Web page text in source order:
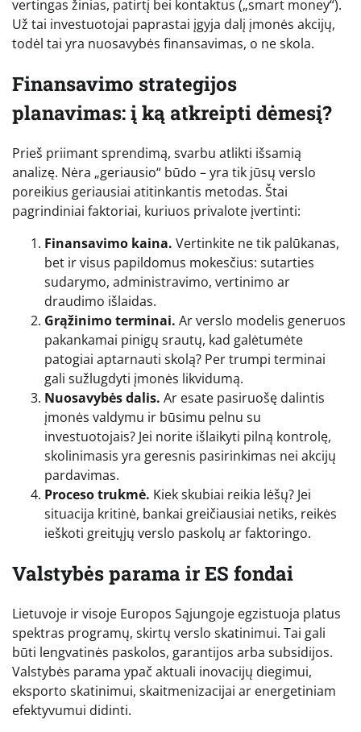
vertingas žinias, patirtį bei kontaktus („smart money“).
Už tai investuotojai paprastai įgyja dalį įmonės akcijų,
todėl tai yra nuosavybės finansavimas, o ne skola.
Finansavimo strategijos
planavimas: į ką atkreipti dėmesį?
Prieš priimant sprendimą, svarbu atlikti išsamią
analizę. Nėra „geriausio“ būdo – yra tik jūsų verslo
poreikius geriausiai atitinkantis metodas. Štai
pagrindiniai faktoriai, kuriuos privalote įvertinti:
Finansavimo kaina. Vertinkite ne tik palūkanas,
bet ir visus papildomus mokesčius: sutarties
sudarymo, administravimo, vertinimo ar
draudimo išlaidas.
Grąžinimo terminai. Ar verslo modelis generuos
pakankamai pinigų srautų, kad galėtumėte
patogiai aptarnauti skolą? Per trumpi terminai
gali sužlugdyti įmonės likvidumą.
Nuosavybės dalis. Ar esate pasiruošę dalintis
įmonės valdymu ir būsimu pelnu su
investuotojais? Jei norite išlaikyti pilną kontrolę,
skolinimasis yra geresnis pasirinkimas nei akcijų
pardavimas.
Proceso trukmė. Kiek skubiai reikia lėšų? Jei
situacija kritinė, bankai greičiausiai netiks, reikės
ieškoti greitųjų verslo paskolų ar faktoringo.
Valstybės parama ir ES fondai
Lietuvoje ir visoje Europos Sąjungoje egzistuoja platus
spektras programų, skirtų verslo skatinimui. Tai gali
būti lengvatinės paskolos, garantijos arba subsidijos.
Valstybės parama ypač aktuali inovacijų diegimui,
eksporto skatinimui, skaitmenizacijai ar energetiniam
efektyvumui didinti.